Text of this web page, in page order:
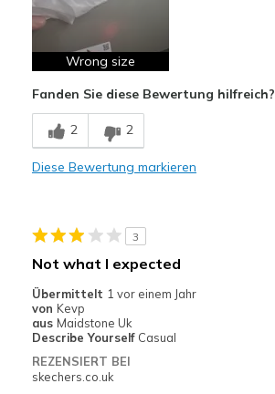
Wrong size
Fanden Sie diese Bewertung hilfreich?
2 2
Diese Bewertung markieren
3
Not what I expected
Übermittelt 1 vor einem Jahr
von Kevp
aus Maidstone Uk
Describe Yourself Casual
REZENSIERT BEI
skechers.co.uk